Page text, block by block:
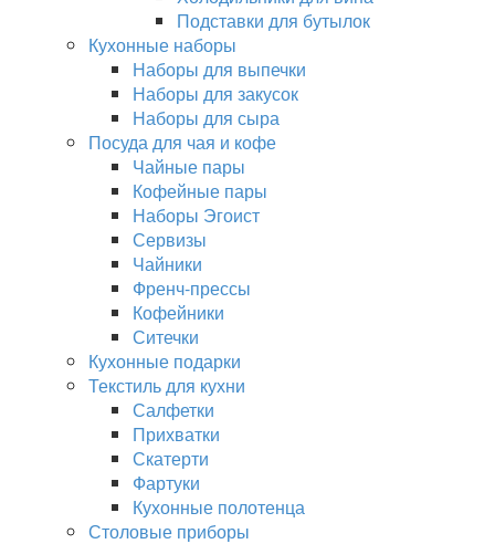
Подставки для бутылок
Кухонные наборы
Наборы для выпечки
Наборы для закусок
Наборы для сыра
Посуда для чая и кофе
Чайные пары
Кофейные пары
Наборы Эгоист
Сервизы
Чайники
Френч-прессы
Кофейники
Ситечки
Кухонные подарки
Текстиль для кухни
Салфетки
Прихватки
Скатерти
Фартуки
Кухонные полотенца
Столовые приборы